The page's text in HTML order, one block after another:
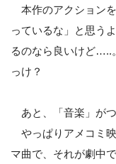
本作のアクション
っているな」と思う
るのなら良いけど…..
っけ？
あと、「音楽」がつ
やっぱりアメコミ
マ曲で、それが劇中